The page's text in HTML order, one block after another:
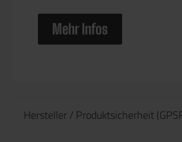
Mehr Infos
Hersteller / Produktsicherheit